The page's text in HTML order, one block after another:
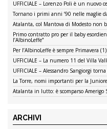
UFFICIALE – Lorenzo Poli è un nuovo
Tornano i primi anni ’90 nelle maglie
Atalanta, col Mantova di Modesto non
Primo contratto pro per il baby
l’AlbinoLeffe”
Per l’AlbinoLeffe è sempre Primavera
UFFICIALE – La numero 11 del Villa
UFFICIALE – Alessandro Sangiorgi
La Torre, nomi importanti per la
Atalanta in lutto: è scomparso
ARCHIVI